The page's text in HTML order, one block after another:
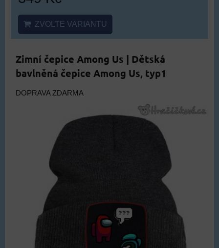
ZVOLTE VARIANTU
Zimní čepice Among Us | Dětská
bavlněná čepice Among Us, typ1
DOPRAVA ZDARMA